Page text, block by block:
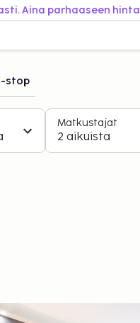
Aina parhaaseen
stop
Matkustajat
2 aikuista